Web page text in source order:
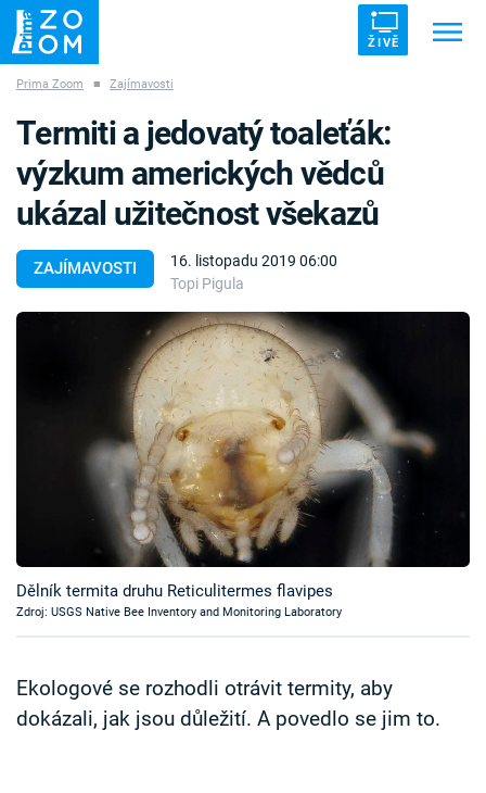
ŽIVĚ
ZÁHADY VETŘELCI DÁVNOVĚKU
Témata
TV Program
Časopis
Sledujte prima+
Sledujte nás
Prima Zoom ■ Zajímavosti
ZAJÍMAVOSTI
16. listopadu 2019 06:00
Topi Pigula
Termiti a jedovatý toaleťák:
výzkum amerických vědců
ukázal užitečnost všekazů
Dělník termita druhu Reticulitermes flavipes
Zdroj: USGS Native Bee Inventory and Monitoring Laboratory
Ekologové se rozhodli otrávit termity, aby
dokázali, jak jsou důležití. A povedlo se jim to.